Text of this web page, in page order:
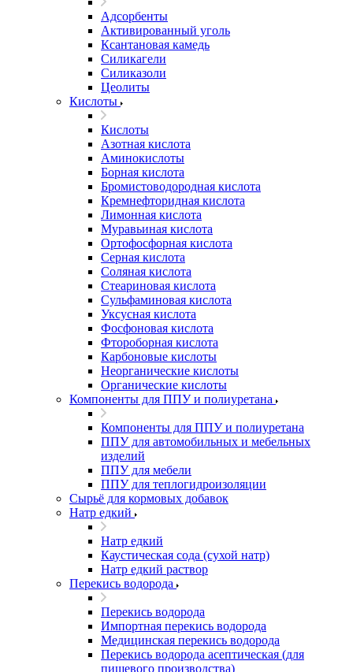
Адсорбенты
Активированный уголь
Ксантановая камедь
Силикагели
Силиказоли
Цеолиты
Кислоты
Кислоты
Азотная кислота
Аминокислоты
Борная кислота
Бромистоводородная кислота
Кремнефторидная кислота
Лимонная кислота
Муравьиная кислота
Ортофосфорная кислота
Серная кислота
Соляная кислота
Стеариновая кислота
Сульфаминовая кислота
Уксусная кислота
Фосфоновая кислота
Фтороборная кислота
Карбоновые кислоты
Неорганические кислоты
Органические кислоты
Компоненты для ППУ и полиуретана
Компоненты для ППУ и полиуретана
ППУ для автомобильных и мебельных
изделий
ППУ для мебели
ППУ для теплогидроизоляции
Сырьё для кормовых добавок
Натр едкий
Натр едкий
Каустическая сода (сухой натр)
Натр едкий раствор
Перекись водорода
Перекись водорода
Импортная перекись водорода
Медицинская перекись водорода
Перекись водорода асептическая (для
пищевого производства)